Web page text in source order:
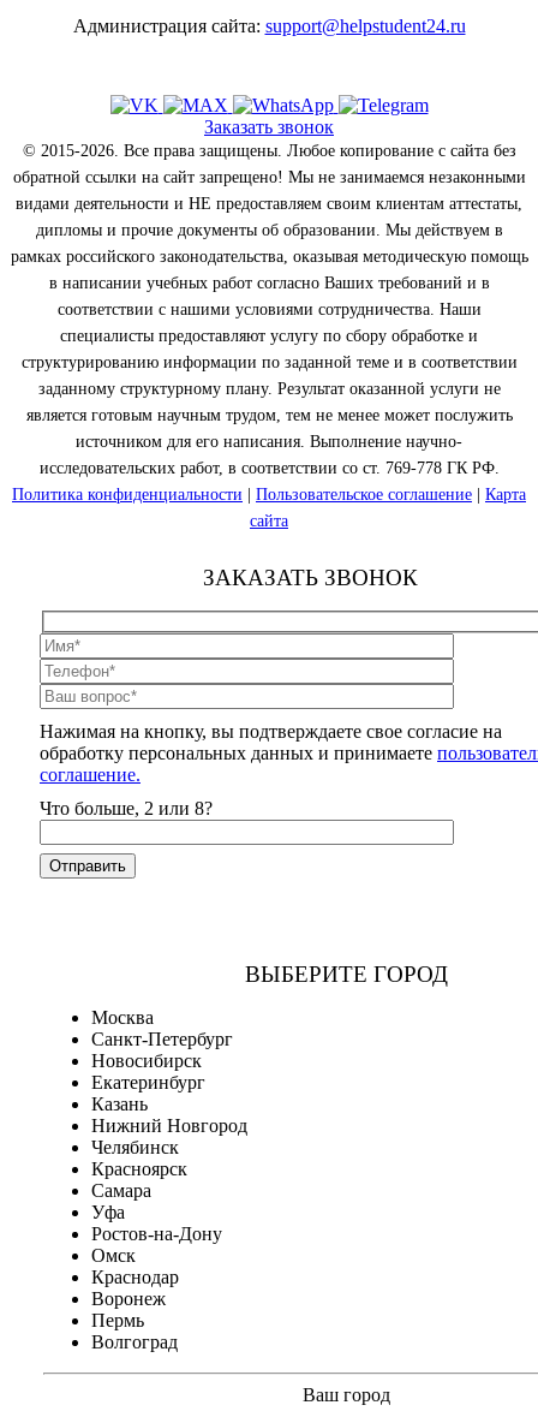
Администрация сайта: support@helpstudent24.ru
Заказать звонок
© 2015-2026. Все права защищены. Любое копирование с сайта без
обратной ссылки на сайт запрещено! Мы не занимаемся незаконными
видами деятельности и НЕ предоставляем своим клиентам аттестаты,
дипломы и прочие документы об образовании. Мы действуем в
рамках российского законодательства, оказывая методическую помощь
в написании учебных работ согласно Ваших требований и в
соответствии с нашими условиями сотрудничества. Наши
специалисты предоставляют услугу по сбору обработке и
структурированию информации по заданной теме и в соответствии
заданному структурному плану. Результат оказанной услуги не
является готовым научным трудом, тем не менее может послужить
источником для его написания. Выполнение научно-
исследовательских работ, в соответствии со ст. 769-778 ГК РФ.
Политика конфиденциальности | Пользовательское соглашение | Карта
сайта
ЗАКАЗАТЬ ЗВОНОК
Нажимая на кнопку, вы подтверждаете свое согласие на
обработку персональных данных и принимаете
соглашение.
Что больше, 2 или 8?
ВЫБЕРИТЕ ГОРОД
Москва
Санкт-Петербург
Новосибирск
Екатеринбург
Казань
Нижний Новгород
Челябинск
Красноярск
Самара
Уфа
Ростов-на-Дону
Омск
Краснодар
Воронеж
Пермь
Волгоград
Ваш город